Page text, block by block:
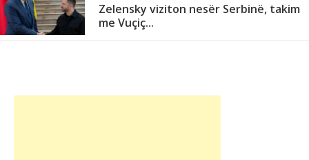
Zelensky viziton nesër Serbinë, takim
me Vuçiç...